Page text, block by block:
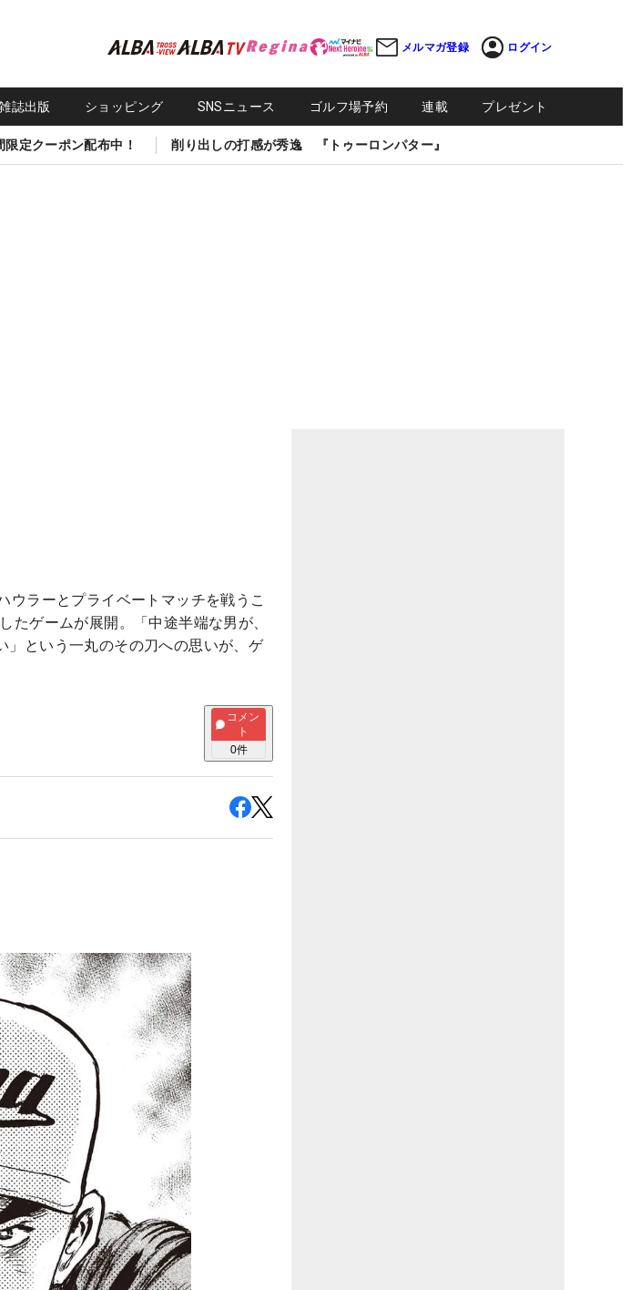
メルマガ登録 ログイン
誌出版 ショッピング SNSニュース ゴルフ場予約 連載 プレゼント
定クーポン配布中！ 削り出しの打感が秀逸 『トゥーロンパター』
ウラーとプライベートマッチを戦うこ
たゲームが展開。「中途半端な男が、
」という一丸のその刀への思いが、ゲ
コメン
ト
0件